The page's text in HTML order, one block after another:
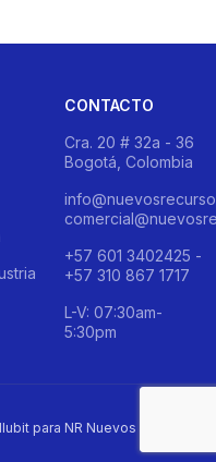
CONTACTO
Cra. 20 # 32a - 36
Bogotá, Colombia
+57 601 3402425 -
+57 310 867 1717
L-V: 07:30am-
5:30pm
para NR Nuevos Recursos